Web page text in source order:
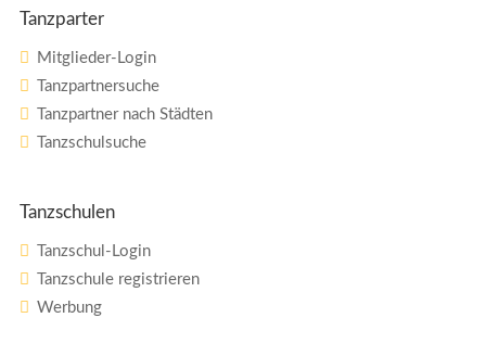
Tanzparter
Mitglieder-Login
Tanzpartnersuche
Tanzpartner nach Städten
Tanzschulsuche
Tanzschulen
Tanzschul-Login
Tanzschule registrieren
Werbung